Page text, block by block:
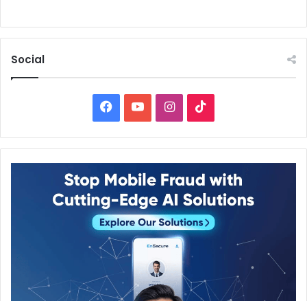
Social
Facebook
YouTubeInstagram